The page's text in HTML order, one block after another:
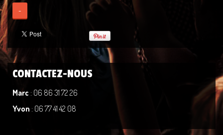
-
CONTACTEZ-NOUS
Marc : 06 86 31 72 26
Yvon : 06 77 41 42 08